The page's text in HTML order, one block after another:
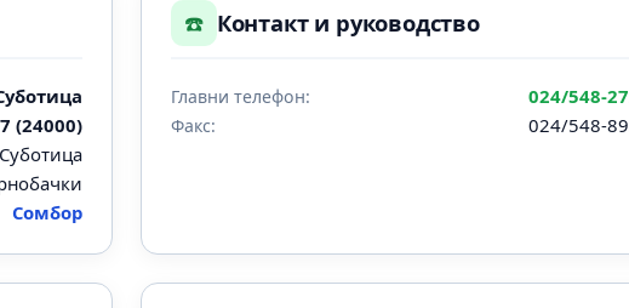
(24000)
Суботица
Сомбор
☎️ Контакт и руководство
Главни телефон: 024/548-
Факс: 024/548-